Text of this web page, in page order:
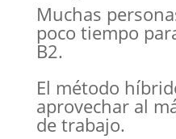
Muchas
poco tiempo
B2.
El método
aprovechar al
de trabajo.